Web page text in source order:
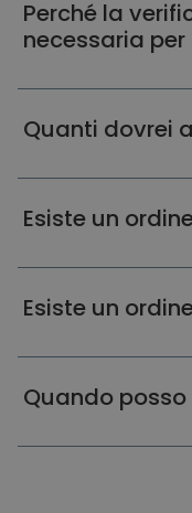
Perché la
necessaria
Quanti dovrei
Esiste un
Esiste un
Quando posso